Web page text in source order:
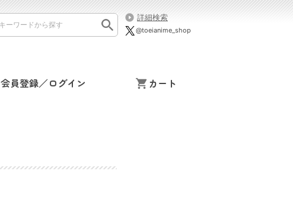
詳細検索
@toeianime_shop
会員登録／ログイン カート